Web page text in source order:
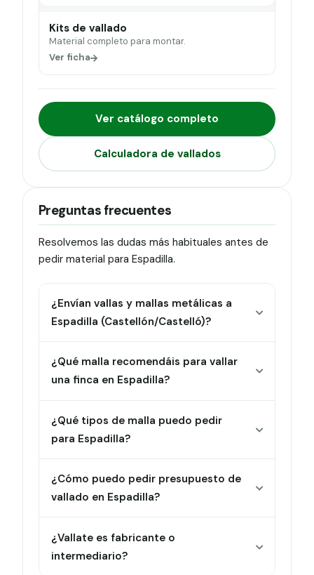
Kits de vallado
Material completo para montar.
Ver ficha
Ver catálogo completo
Calculadora de vallados
Preguntas frecuentes
Resolvemos las dudas más habituales antes de
pedir material para Espadilla.
¿Envían vallas y mallas metálicas a
Espadilla (Castellón/Castelló)?
¿Qué malla recomendáis para vallar
una finca en Espadilla?
¿Qué tipos de malla puedo pedir
para Espadilla?
¿Cómo puedo pedir presupuesto de
vallado en Espadilla?
¿Vallate es fabricante o
intermediario?